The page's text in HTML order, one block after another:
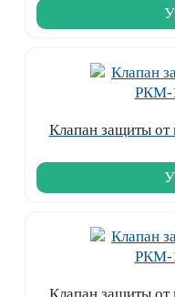
Клапан защиты